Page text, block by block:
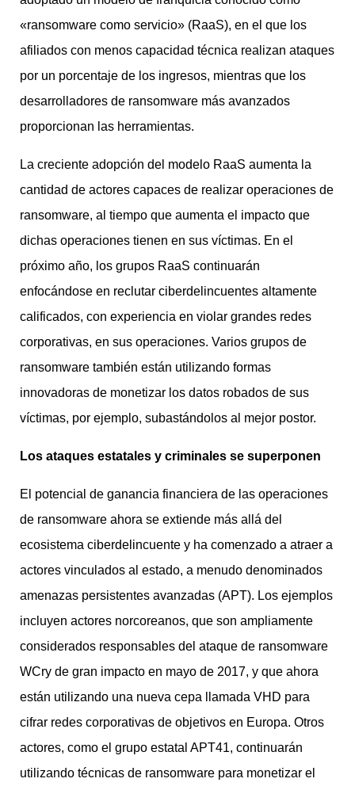
«ransomware como servicio» (RaaS), en el que los
afiliados con menos capacidad técnica realizan ataques
por un porcentaje de los ingresos, mientras que los
desarrolladores de ransomware más avanzados
proporcionan las herramientas.
La creciente adopción del modelo RaaS aumenta la
cantidad de actores capaces de realizar operaciones de
ransomware, al tiempo que aumenta el impacto que
dichas operaciones tienen en sus víctimas. En el
próximo año, los grupos RaaS continuarán
enfocándose en reclutar ciberdelincuentes altamente
calificados, con experiencia en violar grandes redes
corporativas, en sus operaciones. Varios grupos de
ransomware también están utilizando formas
innovadoras de monetizar los datos robados de sus
víctimas, por ejemplo, subastándolos al mejor postor.
Los ataques estatales y criminales se superponen
El potencial de ganancia financiera de las operaciones
de ransomware ahora se extiende más allá del
ecosistema ciberdelincuente y ha comenzado a atraer a
actores vinculados al estado, a menudo denominados
amenazas persistentes avanzadas (APT). Los ejemplos
incluyen actores norcoreanos, que son ampliamente
considerados responsables del ataque de ransomware
WCry de gran impacto en mayo de 2017, y que ahora
están utilizando una nueva cepa llamada VHD para
cifrar redes corporativas de objetivos en Europa. Otros
actores, como el grupo estatal APT41, continuarán
utilizando técnicas de ransomware para monetizar el